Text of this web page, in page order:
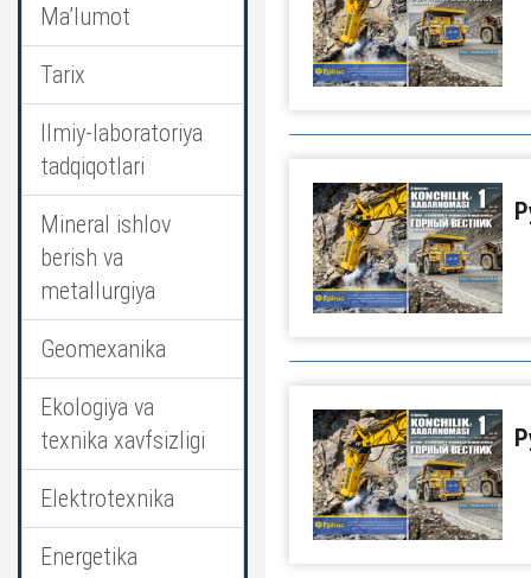
Ma’lumot
Tarix
Ilmiy-laboratoriya
tadqiqotlari
Mineral ishlov
berish va
metallurgiya
Geomexanika
Ekologiya va
texnika xavfsizligi
Elektrotexnika
Energetika